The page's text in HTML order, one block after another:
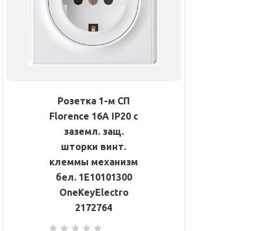
Розетка 1-м СП
Florence 16А IP20 с
заземл. защ.
шторки винт.
клеммы механизм
бел. 1E10101300
OneKeyElectro
2172764